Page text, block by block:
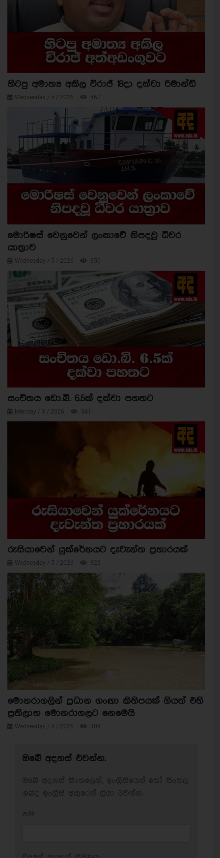
හිටපු අමාත්‍ය අකිල විරාජ් 18දා දක්වා රිමාන්ඩ්
Wednesday / 5 / 2026 462
මොරිෂස් වෙනුවෙන් ලංකාවේ නිපදවූ ධීවර
යාත්‍රාව
Wednesday / 5 / 2026 350
සංචිතය ඩො.බි. 6.5ක් දක්වා පහතට
Monday / 3 / 2026 341
රුසියාවෙන් යුක්රේනයට දැවැන්ත ප්‍රහාරයක්
Wednesday / 5 / 2026 325
මොනරාගලින් ප්‍රධාන ගංඟා කිහිපයක් ගියත් එහි
ප්‍රතිලාභ මොනරාගලට නෙමෙයි
Wednesday / 5 / 2026 304
ඔබේ අදහස් එවන්න.